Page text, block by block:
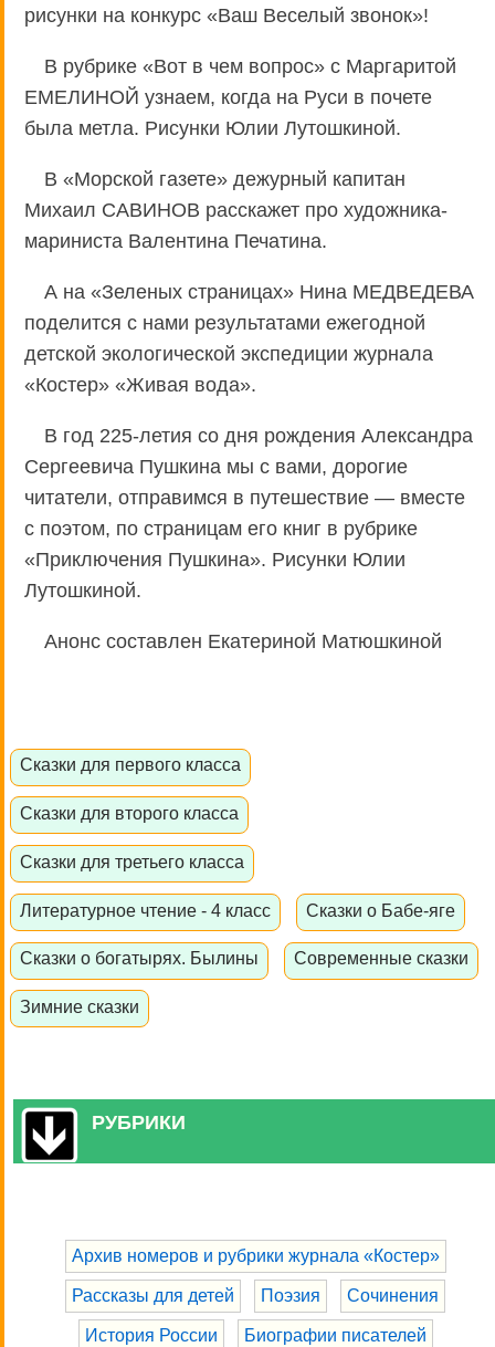
рисунки на конкурс «Ваш Веселый звонок»!
В рубрике «Вот в чем вопрос» с Маргаритой
ЕМЕЛИНОЙ узнаем, когда на Руси в почете
была метла. Рисунки Юлии Лутошкиной.
В «Морской газете» дежурный капитан
Михаил САВИНОВ расскажет про художника-
мариниста Валентина Печатина.
А на «Зеленых страницах» Нина МЕДВЕДЕВА
поделится с нами результатами ежегодной
детской экологической экспедиции журнала
«Костер» «Живая вода».
В год 225-летия со дня рождения Александра
Сергеевича Пушкина мы с вами, дорогие
читатели, отправимся в путешествие — вместе
с поэтом, по страницам его книг в рубрике
«Приключения Пушкина». Рисунки Юлии
Лутошкиной.
Анонс составлен Екатериной Матюшкиной
Сказки для первого класса
Сказки для второго класса
Сказки для третьего класса
Литературное чтение - 4 класс Сказки о Бабе-яге
Сказки о богатырях. Былины Современные сказки
Зимние сказки
РУБРИКИ
Архив номеров и рубрики журнала «Костер»
Рассказы для детей Поэзия Сочинения
История России Биографии писателей